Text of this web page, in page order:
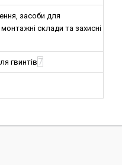
засоби для
склади та захисні
гвинтів 7